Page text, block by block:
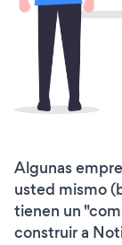
Algunas
usted mismo
tienen un
construir a